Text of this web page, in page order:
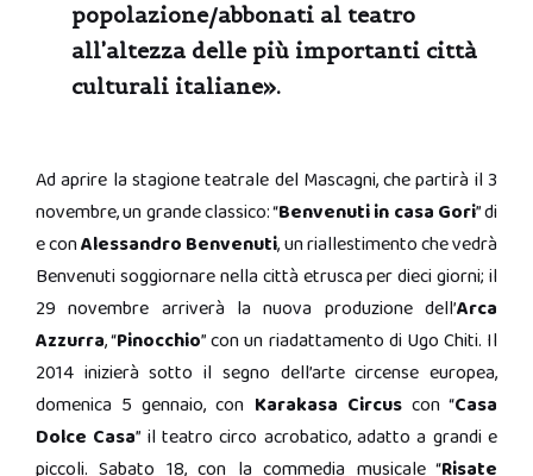
popolazione/abbonati al teatro
all’altezza delle più importanti città
culturali italiane».
Ad aprire la stagione teatrale del Mascagni, che partirà il 3
novembre, un grande classico: “Benvenuti in casa Gori” di
e conAlessandro Benvenuti, un riallestimento che vedrà
Benvenuti soggiornare nella città etrusca per dieci giorni; il
29 novembre arriverà la nuova produzione dell’Arca
Azzurra, “Pinocchio” con un riadattamento di Ugo Chiti. Il
2014 inizierà sotto il segno dell’arte circense europea,
domenica 5 gennaio, con Karakasa Circuscon “Casa
Dolce Casa” il teatro circo acrobatico, adatto a grandi e
piccoli. Sabato 18, con la commedia musicale “Risate